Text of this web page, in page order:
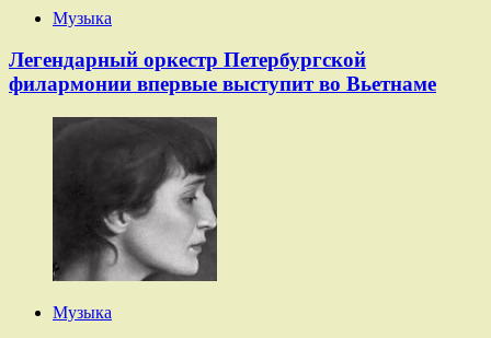
Музыка
Легендарный оркестр Петербургской
филармонии впервые выступит во Вьетнаме
Музыка